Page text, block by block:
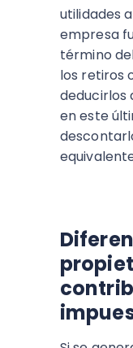
utilidades
empresa
término
los retiros
deducirlos
en este